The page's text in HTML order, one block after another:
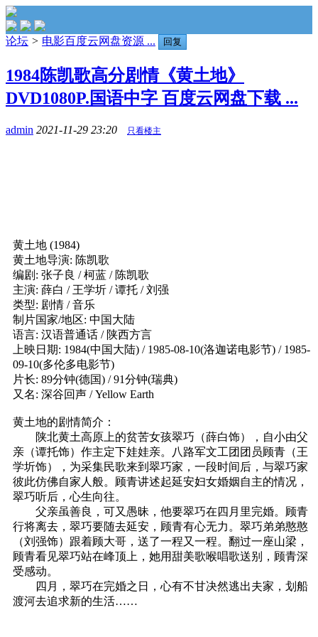
论坛 > 电影百度云网盘资源 ... 回复
1984陈凯歌高分剧情《黄土地》
DVD1080P.国语中字 百度云网盘下载 ...
admin 2021-11-29 23:20 只看楼主
黄土地 (1984)
黄土地导演: 陈凯歌
编剧: 张子良 / 柯蓝 / 陈凯歌
主演: 薛白 / 王学圻 / 谭托 / 刘强
类型: 剧情 / 音乐
制片国家/地区: 中国大陆
语言: 汉语普通话 / 陕西方言
上映日期: 1984(中国大陆) / 1985-08-10(洛迦诺电影节) / 1985-
09-10(多伦多电影节)
片长: 89分钟(德国) / 91分钟(瑞典)
又名: 深谷回声 / Yellow Earth
黄土地的剧情简介：
陕北黄土高原上的贫苦女孩翠巧（薛白饰），自小由父
亲（谭托饰）作主定下娃娃亲。八路军文工团团员顾青（王
学圻饰），为采集民歌来到翠巧家，一段时间后，与翠巧家
彼此仿佛自家人般。顾青讲述起延安妇女婚姻自主的情况，
翠巧听后，心生向往。
父亲虽善良，可又愚昧，他要翠巧在四月里完婚。顾青
行将离去，翠巧要随去延安，顾青有心无力。翠巧弟弟憨憨
（刘强饰）跟着顾大哥，送了一程又一程。翻过一座山梁，
顾青看见翠巧站在峰顶上，她用甜美歌喉唱歌送别，顾青深
受感动。
四月，翠巧在完婚之日，心有不甘决然逃出夫家，划船
渡河去追求新的生活……